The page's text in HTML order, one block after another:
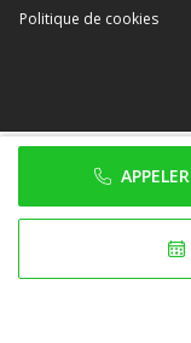
APPELER
Politique de cookies